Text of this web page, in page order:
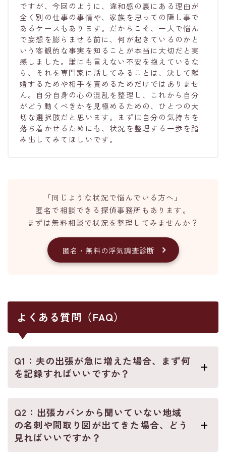
ですが、今回のように、違和感の裏にある理由が
全く別の仕事の事情や、家族を思っての隠し事で
あるケースもあります。だからこそ、一人で悩ん
で妄想を膨らませる前に、何が起きているのかと
いう客観的な事実を知ることが本当に大切だと実
感しました。誰にも言えない不安を抱えているな
ら、それを専門家に話してみることは、決して離
婚するためや相手を責めるためだけではありませ
ん。自分自身の心の混乱を整理し、これから自分
がどう動くべきかを見極めるための、ひとつの大
切な選択肢だと思います。まずは自分の気持ちを
落ち着かせるためにも、状況を整理する一歩を踏
み出してみてほしいです。
「同じような状況で悩んでいる方へ」
匿名で相談できる探偵事務所もあります。
まずは無料相談で状況を整理してみませんか？
匿名・無料の浮気調査診断
よくある質問（FAQ）
Q1：夫の出張が急に増えた場合、まず何
を記録すればいいですか？
Q2：出張カバンから聞いていない地域
の名刺や間取り図が出てきた場合、どう
見ればいいですか？